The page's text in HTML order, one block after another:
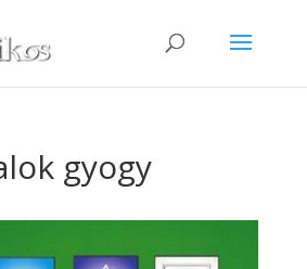
gyogy